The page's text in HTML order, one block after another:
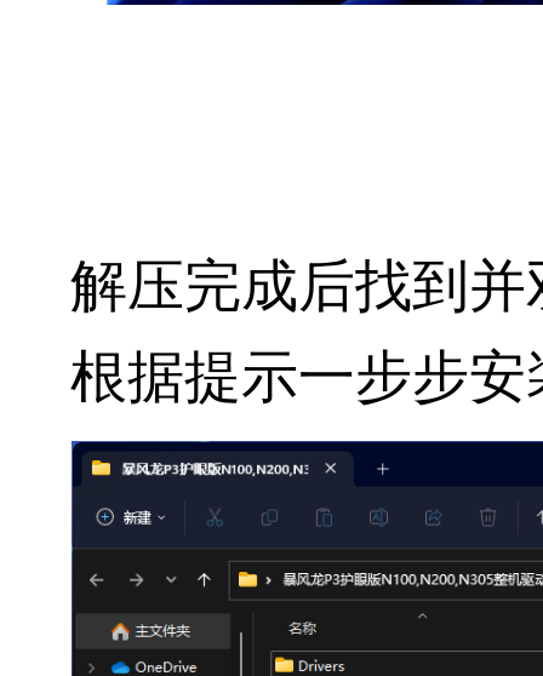
解压完成后找到并
根据提示一步步